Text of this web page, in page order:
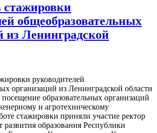
стажировки
общеобразовательных
из Ленинградской
руководителей
организаций из Ленинградской области
образовательных организаций
и агротехническому
стажировки приняли участие ректор
образования Республики